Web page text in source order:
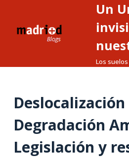
Un
Los suelos
Degradación
Legislación y